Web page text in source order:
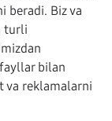
beradi. Biz va
turli
bilan
va reklamalarni